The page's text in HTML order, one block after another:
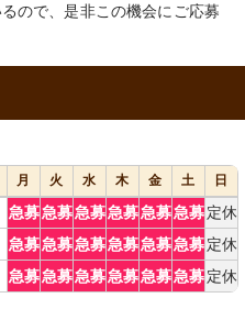
ので、是非この機会にご応募
月 火 水 木 金 土
日
急募急募急募急募急募急募 定休
急募急募急募急募急募急募 定休
急募急募急募急募急募急募 定休